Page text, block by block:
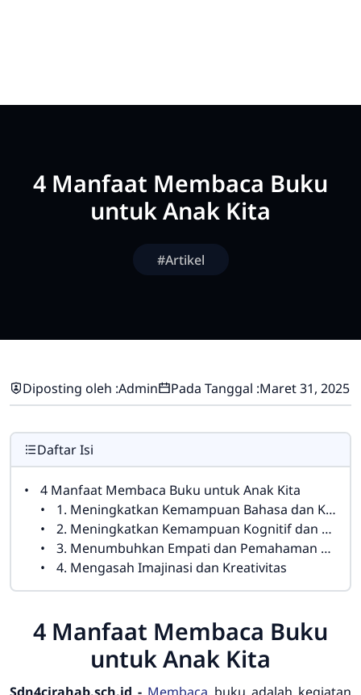
4 Manfaat Membaca Buku
untuk Anak Kita
#Artikel
Diposting oleh :Admin Pada Tanggal :Maret 31, 2025
Daftar Isi
4 Manfaat Membaca Buku untuk Anak Kita
1. Meningkatkan Kemampuan Bahasa dan Kosa Kata Anak
2. Meningkatkan Kemampuan Kognitif dan Berpikir Kritis
3. Menumbuhkan Empati dan Pemahaman Sosial
4. Mengasah Imajinasi dan Kreativitas
4 Manfaat Membaca Buku
untuk Anak Kita